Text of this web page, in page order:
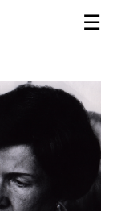
☰